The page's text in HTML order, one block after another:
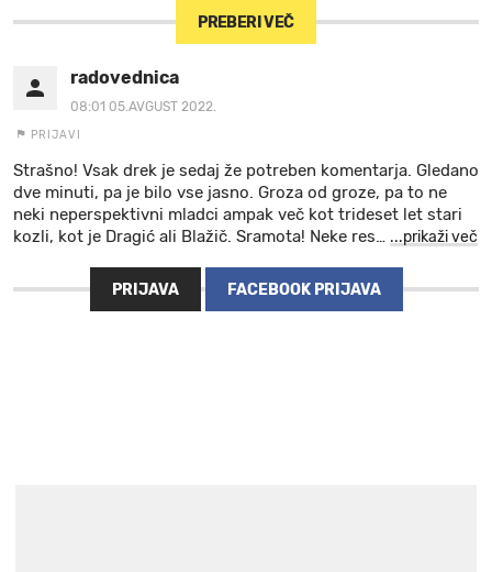
PREBERI VEČ
radovednica
08:01 05.AVGUST 2022.
PRIJAVI
Strašno! Vsak drek je sedaj že potreben komentarja. Gledano
dve minuti, pa je bilo vse jasno. Groza od groze, pa to ne
neki neperspektivni mladci ampak več kot trideset let stari
kozli, kot je Dragić ali Blažič. Sramota! Neke res… ...prikaži več
PRIJAVA FACEBOOK PRIJAVA